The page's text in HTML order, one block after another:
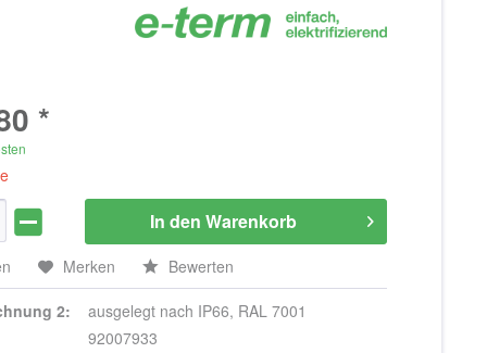
*
In den Warenkorb
Merken Bewerten
2:
ausgelegt nach IP66, RAL 7001
92007933